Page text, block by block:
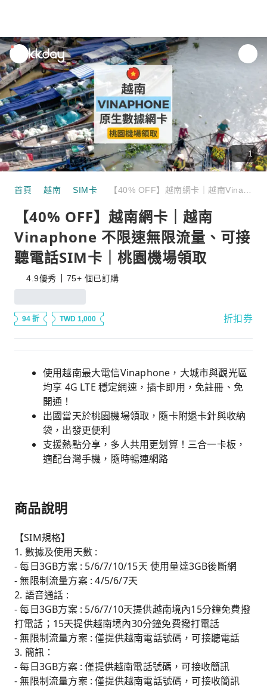
unread
notifications
1
首頁 越南 SIM卡
【40% OFF】越南網卡｜越南
Vinaphone 不限速無限流量、可接
聽電話SIM卡｜桃園機場領取
4.9優秀 75+ 個已訂購
94 折 TWD 1,000 折扣券
使用越南最大電信Vinaphone，大城市與觀光區
均享 4G LTE 穩定網速，插卡即用，免註冊、免
開通！
出國當天於桃園機場領取，隨卡附退卡針與收納
袋，出發更便利
支援熱點分享，多人共用更划算！三合一卡板，
適配台灣手機，隨時暢連網路
商品說明
【SIM規格】
1. 數據及使用天數 :
- 每日3GB方案 : 5/6/7/10/15天 使用量達3GB後斷網
- 無限制流量方案 : 4/5/6/7天
2. 語音通話 :
- 每日3GB方案 : 5/6/7/10天提供越南境內15分鐘免費撥
打電話；15天提供越南境內30分鐘免費撥打電話
- 無限制流量方案 : 僅提供越南電話號碼，可接聽電話
3. 簡訊：
- 每日3GB方案 : 僅提供越南電話號碼，可接收簡訊
- 無限制流量方案 : 僅提供越南電話號碼，可接收簡訊